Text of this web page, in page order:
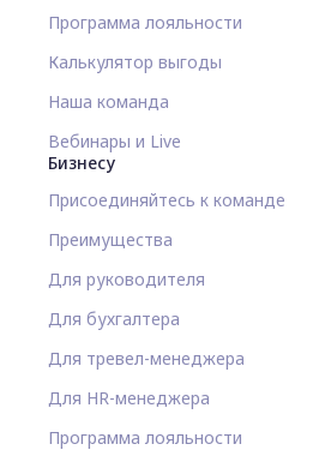
Программа лояльности
Калькулятор выгоды
Наша команда
Вебинары и Live
Бизнесу
Присоединяйтесь к команде
Преимущества
Для руководителя
Для бухгалтера
Для тревел-менеджера
Для HR-менеджера
Программа лояльности